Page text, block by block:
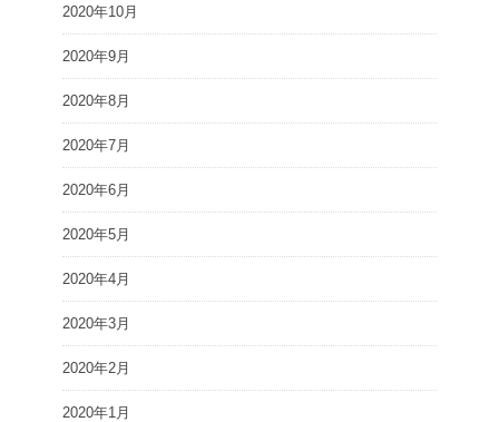
2020年10月
2020年9月
2020年8月
2020年7月
2020年6月
2020年5月
2020年4月
2020年3月
2020年2月
2020年1月